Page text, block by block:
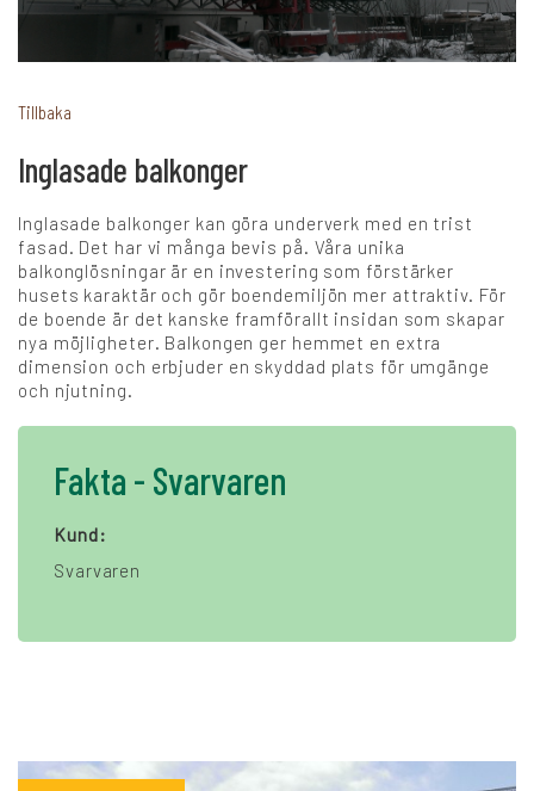
+
Språk:
SV DK NO FI DE
NL UK CH PL
Tillbaka
Inglasade balkonger
Inglasade balkonger kan göra underverk med en trist
fasad. Det har vi många bevis på. Våra unika
balkonglösningar är en investering som förstärker
husets karaktär och gör boendemiljön mer attraktiv. För
de boende är det kanske framförallt insidan som skapar
nya möjligheter. Balkongen ger hemmet en extra
dimension och erbjuder en skyddad plats för umgänge
och njutning.
Fakta - Svarvaren
Kund:
Svarvaren